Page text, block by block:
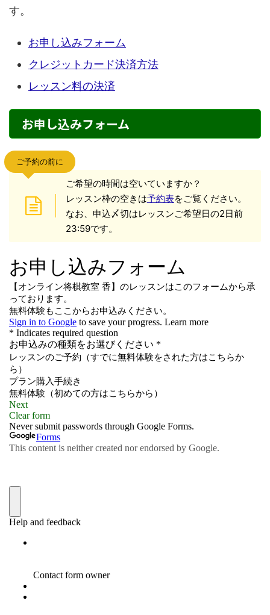
す。
お申し込みフォーム
クレジットカード決済方法
レッスン料の決済
お申し込みフォーム
ご予約の前に
ご希望の時間は空いていますか？
レッスン枠の空きは予約表をご覧ください。
なお、申込〆切はレッスンご希望日の2日前
23:59です。